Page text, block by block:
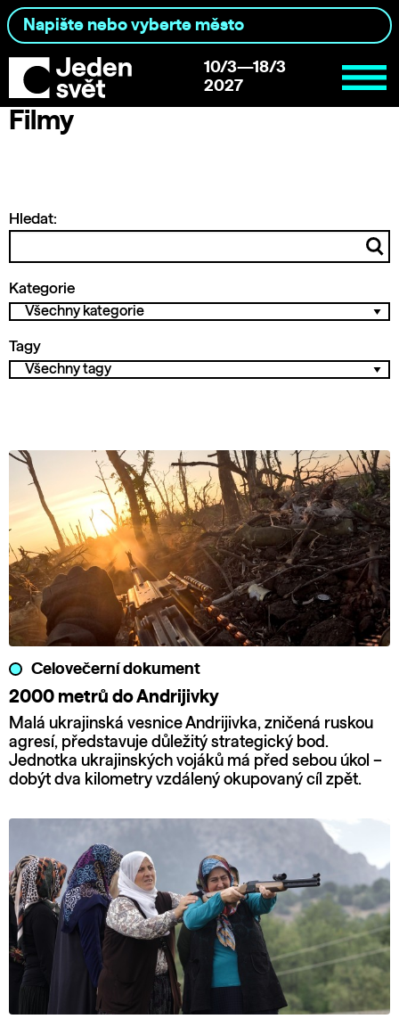
10/3—18/3
2027
Filmy
Hledat:
Kategorie
Tagy
Celovečerní dokument
2000 metrů do Andrijivky
Malá ukrajinská vesnice Andrijivka, zničená ruskou
agresí, představuje důležitý strategický bod.
Jednotka ukrajinských vojáků má před sebou úkol –
dobýt dva kilometry vzdálený okupovaný cíl zpět.